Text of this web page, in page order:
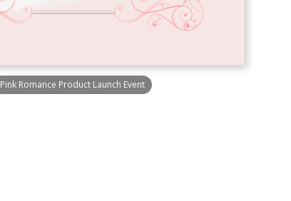
Pink Romance Product Launch Event